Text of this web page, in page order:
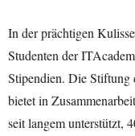
In der prächtigen
Studenten der
Stipendien. Die
bietet in
seit langem unterstützt,